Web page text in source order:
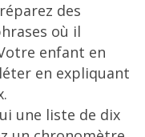
des
où il
enfant en
en expliquant
une liste de dix